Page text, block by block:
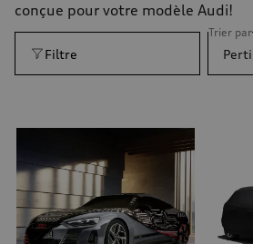
conçue pour votre modèle Audi!
Filtre
Trier par